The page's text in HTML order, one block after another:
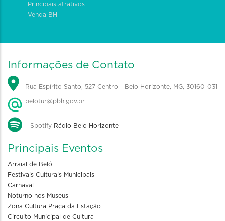
Principais atrativos
Venda BH
Informações de Contato
Rua Espírito Santo, 527 Centro - Belo Horizonte, MG, 30160-031
belotur@pbh.gov.br
Spotify Rádio Belo Horizonte
Principais Eventos
Arraial de Belô
Festivais Culturais Municipais
Carnaval
Noturno nos Museus
Zona Cultura Praça da Estação
Circuito Municipal de Cultura